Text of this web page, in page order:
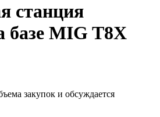
станция
базе MIG T8X
закупок и обсуждается